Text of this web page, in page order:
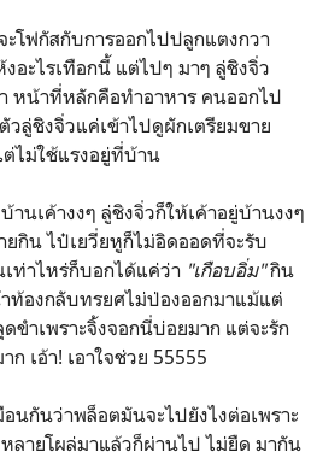
ฟกัสกับการออกไปปลูกแตงกวา
อะไรเทือกนี้ แต่ไปๆ มาๆ ลู่ชิงจิ่ว
หน้าที่หลักคือทำอาหาร คนออกไป
ลู่ชิงจิ่วแค่เข้าไปดูผักเตรียมขาย
ต่ไม่ใช้แรงอยู่ที่บ้าน
เค้างงๆ ลู่ชิงจิ่วก็ให้เค้าอยู่บ้านงงๆ
ยกิน ไป๋เยวี่ยหูก็ไม่อิดออดที่จะรับ
ท่าไหร่ก็บอกได้แค่ว่า "เกือบอิ่ม"กิน
ท้องกลับทรยศไม่ป่องออกมาแม้แต่
ำเพราะจิ้งจอกนี่บ่อยมาก แต่จะรัก
ก เอ้า! เอาใจช่วย 55555
นว่าพล็อตมันจะไปยังไงต่อเพราะ
ลายโผล่มาแล้วก็ผ่านไป ไม่ยืด มากัน